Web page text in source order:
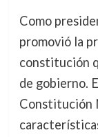
Como
promovió la
constitución
de gobierno.
Constitución